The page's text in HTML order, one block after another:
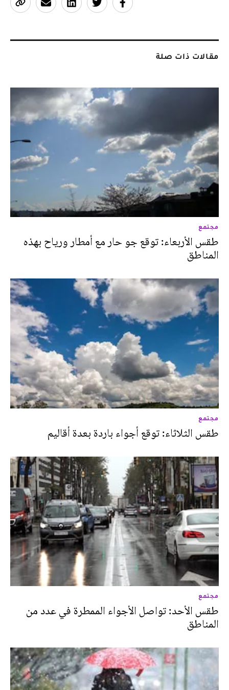
مقالات ذات صلة
مجتمع
طقس الأربعاء: توقع جو حار مع أمطار ورياح بهذه
المناطق
مجتمع
طقس الثلاثاء: توقع أجواء باردة بعدة أقاليم
مجتمع
طقس الأحد: تواصل الأجواء الممطرة في عدد من
المناطق